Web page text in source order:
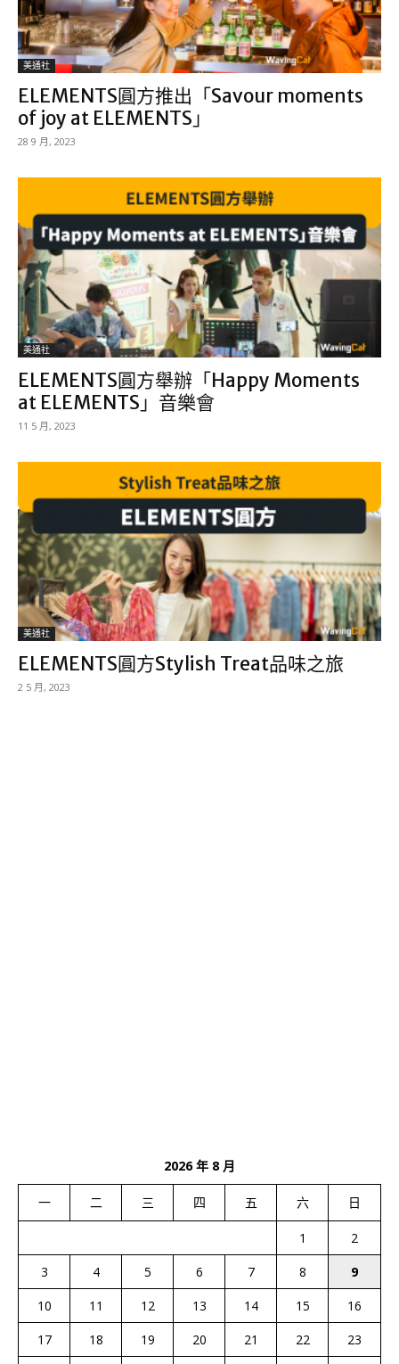
美通社
ELEMENTS圓方推出「Savour moments
of joy at ELEMENTS」
28 9 月, 2023
美通社
ELEMENTS圓方舉辦「Happy Moments
at ELEMENTS」音樂會
11 5 月, 2023
美通社
ELEMENTS圓方Stylish Treat品味之旅
2 5 月, 2023
2026 年 8 月
一 二 三 四 五 六 日
1
2
3
4 5 6 7 8
9
10
11 12 13 14 15
16
17
18 19 20 21 22
23